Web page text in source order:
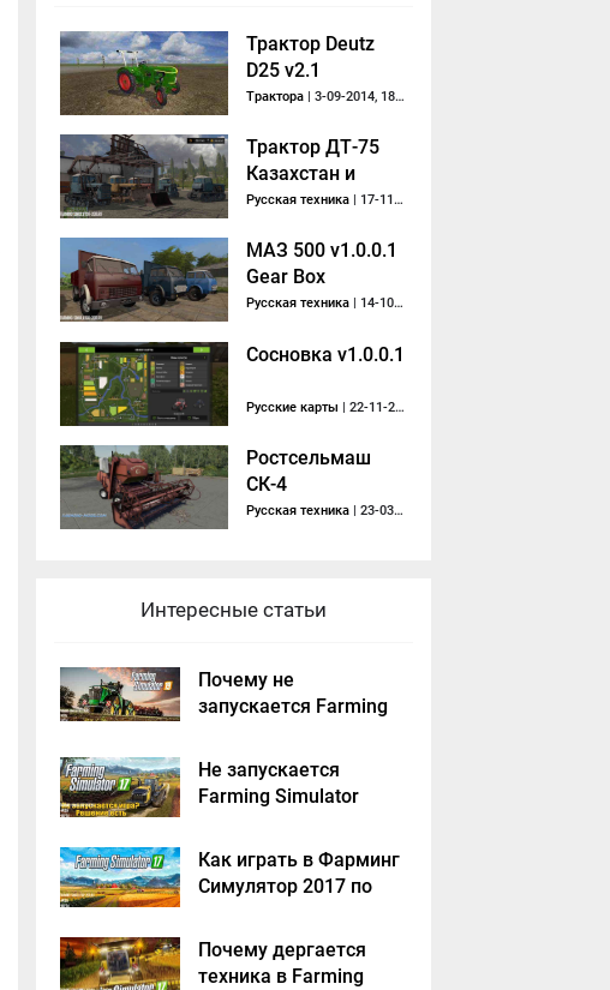
Трактор Deutz
D25 v2.1
Трактора | 3-09-2014, 18:26
Трактор ДТ-75
Казахстан и
Отвал (Umbrella)
Русская техника | 17-11-2018, 14:33
МАЗ 500 v1.0.0.1
Gear Box
Русская техника | 14-10-2018, 10:14
Сосновка v1.0.0.1
Русские карты | 22-11-2020, 14:55
Ростсельмаш
СК-4
Русская техника | 23-03-2020, 18:19
Интересные статьи
Почему не
запускается Farming
решение
Не запускается
Farming Simulator
Как играть в Фарминг
Симулятор 2017 по
Почему дергается
техника в Farming